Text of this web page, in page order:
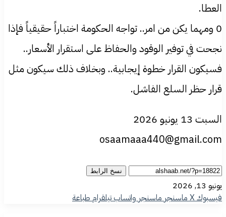
العطا.
0 ومهما يكن من امر.. تواجه الحكومة اختباراً حقيقياً فإذا
نجحت في توفير الوقود والحفاظ على استقرار الأسعار..
فسيكون القرار خطوة إيجابية.. وبخلاف ذلك سيكون مثل
قرار حظر السلع الفاشل.
السبت 13 يونيو 2026
osaamaaa440@gmail.com
نسخ الرابط
يونيو 13, 2026
فيسبوك‫Xماسنجر ماسنجر واتسابتيلقرامطباعة